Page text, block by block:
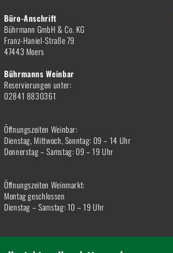
Büro-Anschrift
Bührmann GmbH & Co. KG
Franz-Haniel-Straße 79
47443 Moers
Bührmanns Weinbar
Reservierungen unter:
02841 8830361
Öffnungszeiten Weinbar:
Dienstag, Mittwoch, Sonntag: 09 – 14 Uhr
Donnerstag – Samstag: 09 – 19 Uhr
Öffnungszeiten Weinmarkt:
Montag geschlossen
Dienstag – Samstag: 10 – 19 Uhr